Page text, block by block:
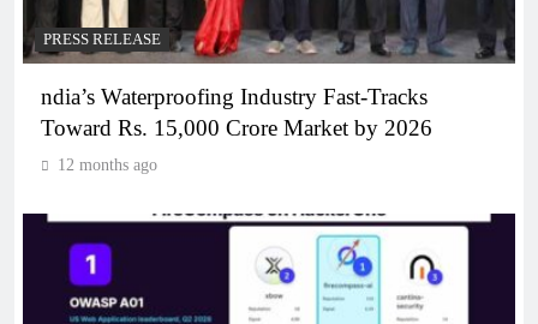
PRESS RELEASE
ndia’s Waterproofing Industry Fast-Tracks
Toward Rs. 15,000 Crore Market by 2026
12 months ago